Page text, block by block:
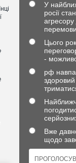
У
росії
Цього
-
рф
здоровий
Вже
щодо